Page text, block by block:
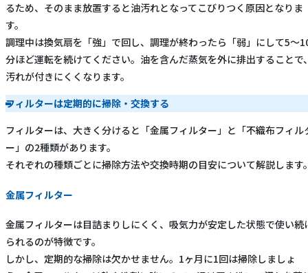
るため、そのまま放置すると油汚れとなってこびりつく原因となりま
す。
調理中は換気扇を「強」で回し、調理が終わったら「弱」にして5～
分ほど運転を続けてください。油を含んだ蒸気を外に排出することで
汚れが付きにくくなります。
フィルターは定期的に掃除・交換する
フィルターは、大きく分けると「金属フィルター」と「不織布フィル
ー」の2種類があります。
それぞれの種類ごとに掃除方法や交換時期の目安について解説します
金属フィルター
金属フィルターは目詰まりしにくく、吸気力が安定した状態で使い続
られるのが特徴です。
しかし、定期的な掃除は欠かせません。1ヶ月に1回は掃除しましょ